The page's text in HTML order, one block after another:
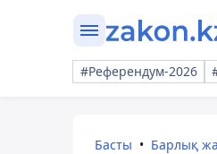
#Референдум-2026
Басты Барлық